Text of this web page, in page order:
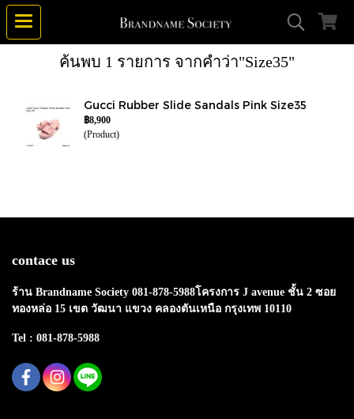
ค้นพบ 1 รายการ จากคำว่า"Size35"
Gucci Rubber Slide Sandals Pink Size35
฿8,900
(Product)
contace us
ร้าน Brandname Society 081-878-5988โครงการ J avenue ชั้น 2 ซอย
ทองหล่อ 15 เขต วัฒนา แขวง คลองตันเหนือ กรุงเทพ 10110
Tel : 081-878-5988